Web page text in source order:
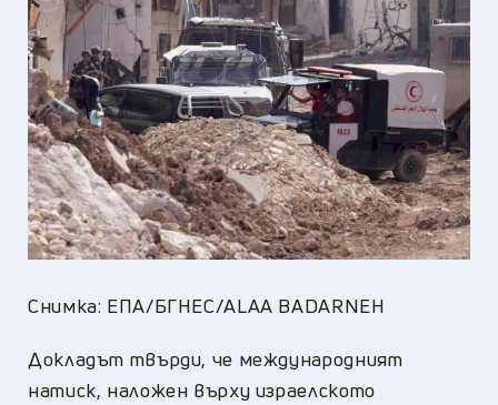
Снимка: ЕПА/БГНЕС/ALAA BADARNEH
Докладът твърди, че международният
натиск, наложен върху израелското